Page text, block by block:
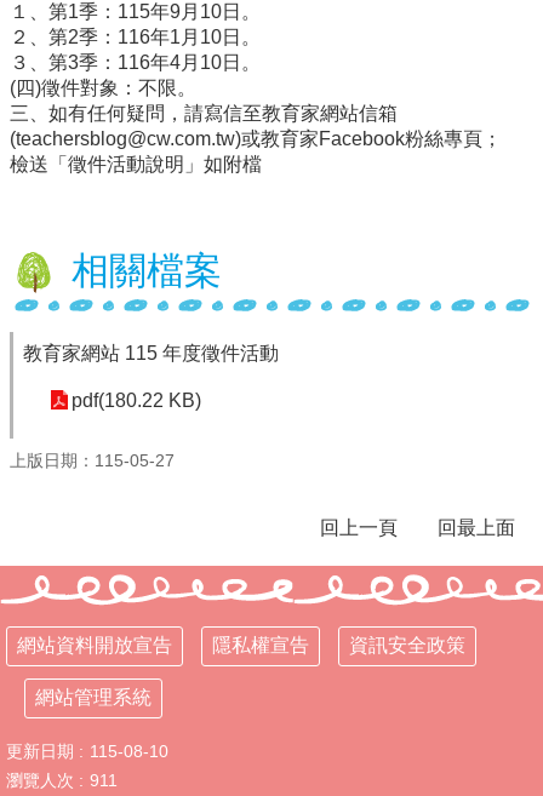
務
E
化
學
校
相
學
校
相
關
定
訪
視
English
Version
程
總
１、第1季：115年9月10日。
２、第2季：116年1月10日。
３、第3季：116年4月10日。
(四)徵件對象：不限。
三、如有任何疑問，請寫信至教育家網站信箱
(teachersblog@cw.com.tw)或教育家Facebook粉絲專頁；
檢送「徵件活動說明」如附檔
相關檔案
教育家網站 115 年度徵件活動
pdf(180.22 KB)
上版日期：115-05-27
回上一頁 回最上面
網站資料開放宣告 隱私權宣告 資訊安全政策
網站管理系統
更新日期
115-08-10
瀏覽人次
911